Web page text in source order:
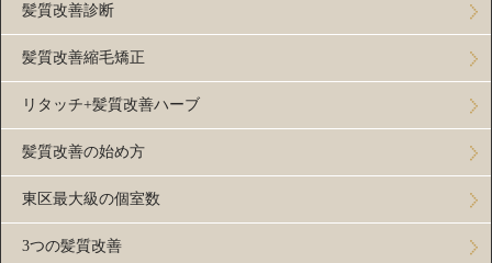
髪質改善診断
髪質改善縮毛矯正
リタッチ+髪質改善ハーブ
髪質改善の始め方
東区最大級の個室数
3つの髪質改善